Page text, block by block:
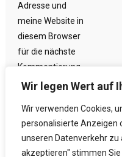
Wir legen Wert auf
Wir verwenden Cookies,
personalisierte Anzeigen
unseren Datenverkehr zu
akzeptieren" stimmen Sie
Adresse und
meine Website in
diesem Browser
für die nächste
Kommentierung
speichern.